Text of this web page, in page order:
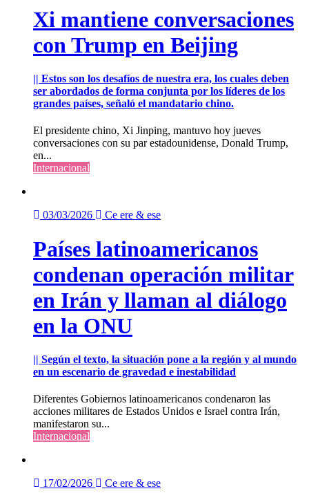
Xi mantiene conversaciones
con Trump en Beijing
|| Estos son los desafíos de nuestra era, los cuales deben
ser abordados de forma conjunta por los líderes de los
grandes países, señaló el mandatario chino.
El presidente chino, Xi Jinping, mantuvo hoy jueves
conversaciones con su par estadounidense, Donald Trump,
en...
Internacional
03/03/2026 Ce ere & ese
Países latinoamericanos
condenan operación militar
en Irán y llaman al diálogo
en la ONU
|| Según el texto, la situación pone a la región y al mundo
en un escenario de gravedad e inestabilidad
Diferentes Gobiernos latinoamericanos condenaron las
acciones militares de Estados Unidos e Israel contra Irán,
manifestaron su...
Internacional
17/02/2026 Ce ere & ese